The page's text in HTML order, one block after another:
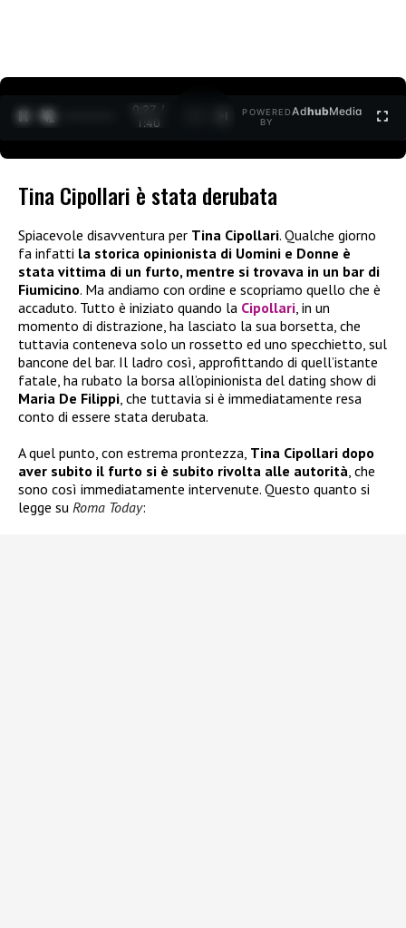
0:27 /
1:40
POWERED
BY
AdhubMedia
Tina Cipollari è stata derubata
Spiacevole disavventura per Tina Cipollari. Qualche giorno
fa infatti la storica opinionista di Uomini e Donne è
stata vittima di un furto, mentre si trovava in un bar di
Fiumicino. Ma andiamo con ordine e scopriamo quello che è
accaduto. Tutto è iniziato quando la Cipollari, in un
momento di distrazione, ha lasciato la sua borsetta, che
tuttavia conteneva solo un rossetto ed uno specchietto, sul
bancone del bar. Il ladro così, approfittando di quell’istante
fatale, ha rubato la borsa all’opinionista del dating show di
Maria De Filippi, che tuttavia si è immediatamente resa
conto di essere stata derubata.
A quel punto, con estrema prontezza, Tina Cipollari dopo
aver subito il furto si è subito rivolta alle autorità, che
sono così immediatamente intervenute. Questo quanto si
legge su Roma Today: